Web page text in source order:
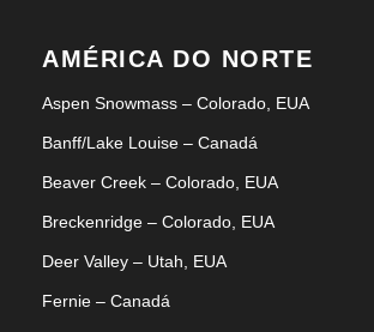
AMÉRICA DO NORTE
Aspen Snowmass – Colorado, EUA
Banff/Lake Louise – Canadá
Beaver Creek – Colorado, EUA
Breckenridge – Colorado, EUA
Deer Valley – Utah, EUA
Fernie – Canadá